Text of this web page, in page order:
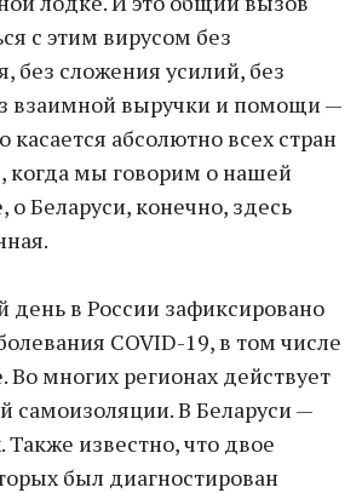
с этим вирусом без
без сложения усилий, без
взаимной выручки и помощи —
абсолютно всех стран
когда мы говорим о нашей
о Беларуси, конечно, здесь
в России зафиксировано
COVID-19, в том числе
Во многих регионах действует
самоизоляции. В Беларуси —
Также известно, что двое
был диагностирован